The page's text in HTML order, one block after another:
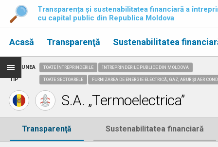
Transparența și sustenabilitatea financiară a
cu capital public din Republica Moldova
Acasă Transparenţă Sustenabilitatea
REGIUNEA
TIP
TOATE ÎNTREPRINDERILE ÎNTREPRINDERILE PUBLICE DIN MOLDOVA
TOATE SECTOARELE FURNIZAREA DE ENERGIE ELECTRICĂ, GAZ, ABUR ȘI AER
S.A. „Termoelectrica”
Transparenţă Sustenabilitatea financiară